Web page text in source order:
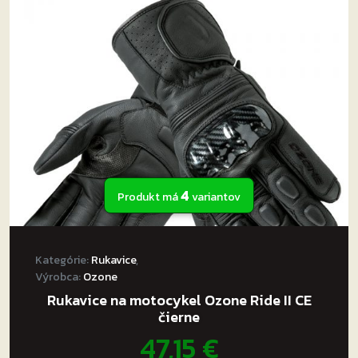
Produkt má4variantov
Kategórie:Rukavice,
Výrobca:Ozone
Rukavice na motocykel Ozone Ride II CE
čierne
47,15€